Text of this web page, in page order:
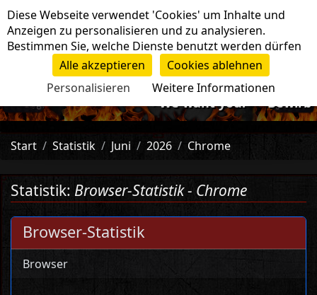
Navigation
-=>We want you!<=- Bewirb
Start Statistik Juni 2026 Chrome
Statistik: Browser-Statistik - Chrome
Browser-Statistik
Browser
Cookie-Einstellungen
Diese Webseite verwendet 'Cookies' um Inhalte und
Anzeigen zu personalisieren und zu analysieren.
Bestimmen Sie, welche Dienste benutzt werden dürfen
Alle akzeptieren
Cookies ablehnen
Personalisieren
Weitere Informationen